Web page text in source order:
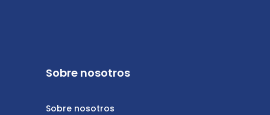
Sobre nosotros
Sobre nosotros